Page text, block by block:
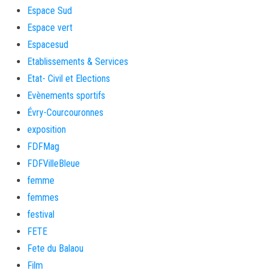
Espace Sud
Espace vert
Espacesud
Etablissements & Services
Etat- Civil et Elections
Evènements sportifs
Évry-Courcouronnes
exposition
FDFMag
FDFVilleBleue
femme
femmes
festival
FETE
Fete du Balaou
Film